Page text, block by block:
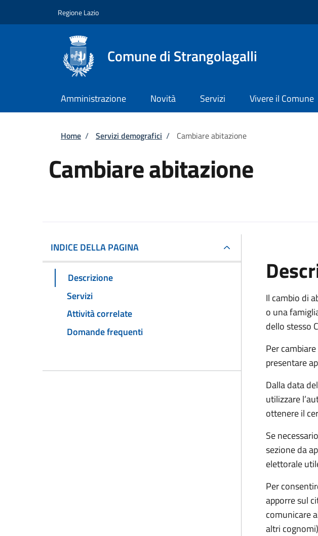
Regione Lazio
Comune di Strangolagalli
Amministrazione Novità Servizi Vivere il Comune
Briciole di pane
Home / Servizi demografici / Cambiare abitazione
Cambiare abitazione
INDICE DELLA PAGINA
Descrizione
Servizi
Attività correlate
Domande frequenti
Il cambio di
o una
dello stesso
Per
presentare
Dalla data
utilizzare
ottenere il
Se
sezione da
elettorale
Per
apporre sul
comunicare
altri